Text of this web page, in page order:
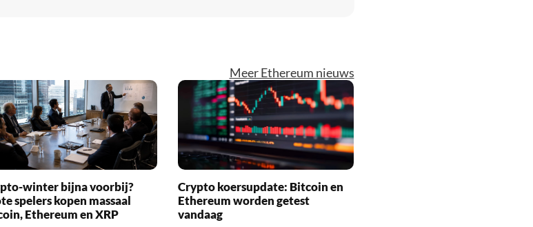
Meer Ethereum nieuws
winter bijna voorbij?
spelers kopen massaal
Ethereum en XRP
Crypto koersupdate: Bitcoin en
Ethereum worden getest
vandaag